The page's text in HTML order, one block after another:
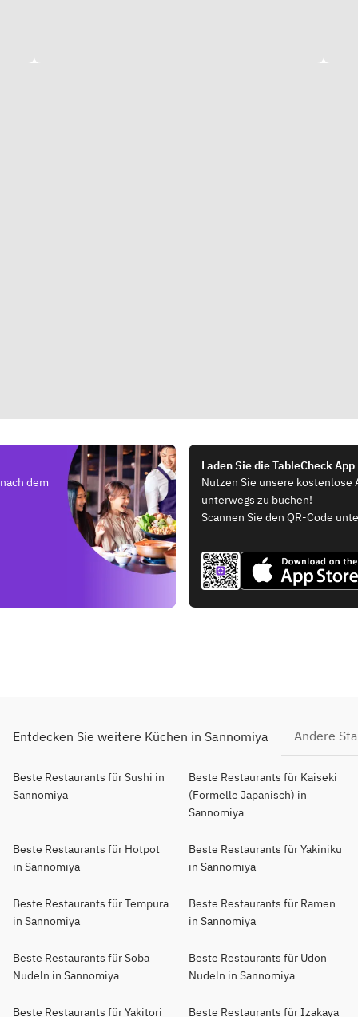
dem
Laden Sie die TableCheck
Nutzen Sie unsere kostenlose
unterwegs zu buchen!
Scannen Sie den QR-Code
Entdecken Sie weitere Küchen in Sannomiya Andere
Beste Restaurants für Sushi in
Sannomiya
Beste Restaurants für Kaiseki
(Formelle Japanisch) in
Sannomiya
Beste Restaurants für Hotpot
in Sannomiya
Beste Restaurants für Yakiniku
in Sannomiya
Beste Restaurants für Tempura
in Sannomiya
Beste Restaurants für Ramen
in Sannomiya
Beste Restaurants für Soba
Nudeln in Sannomiya
Beste Restaurants für Udon
Nudeln in Sannomiya
Beste Restaurants für Yakitori Beste Restaurants für Izakaya